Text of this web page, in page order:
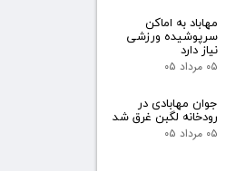
مهاباد به اماکن
سرپوشیده ورزشی
نیاز دارد
۰۵ مرداد ۰۵
جوان مهابادی در
رودخانه لگبن غرق شد
۰۵ مرداد ۰۵